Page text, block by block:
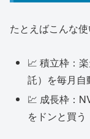
たとえばこんな使
📈 積立枠：
託）を毎月自
💹 成長枠：
をドンと買う